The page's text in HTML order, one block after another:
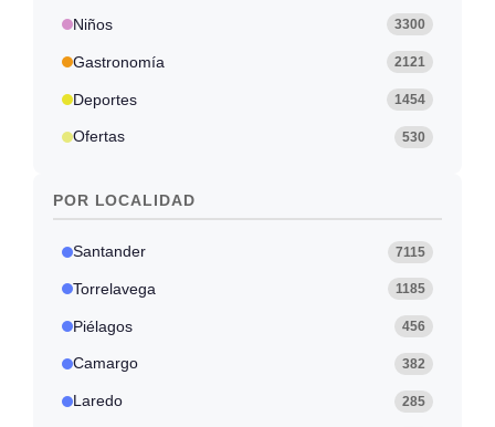
Niños 3300
Gastronomía 2121
Deportes 1454
Ofertas 530
POR LOCALIDAD
Santander 7115
Torrelavega 1185
Piélagos 456
Camargo 382
Laredo 285